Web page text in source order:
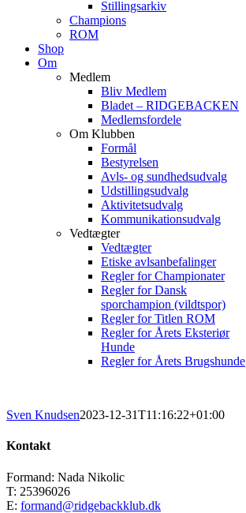
Stillingsarkiv
Champions
ROM
Shop
Om
Medlem
Bliv Medlem
Bladet – RIDGEBACKEN
Medlemsfordele
Om Klubben
Formål
Bestyrelsen
Avls- og sundhedsudvalg
Udstillingsudvalg
Aktivitetsudvalg
Kommunikationsudvalg
Vedtægter
Vedtægter
Etiske avlsanbefalinger
Regler for Championater
Regler for Dansk
sporchampion (vildtspor)
Regler for Titlen ROM
Regler for Årets Eksteriør
Hunde
Regler for Årets Brugshunde
Sven Knudsen2023-12-31T11:16:22+01:00
Kontakt
Formand: Nada Nikolic
T: 25396026
E: formand@ridgebackklub.dk